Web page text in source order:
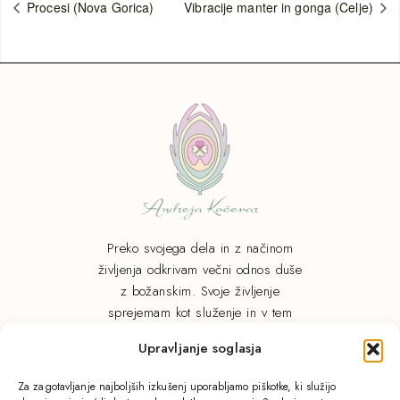
Upravljanje soglasja
Za zagotavljanje najboljših izkušenj uporabljamo piškotke, ki služijo
Procesi (Nova Gorica) Vibracije manter in gonga (Celje)
Preko svojega dela in z načinom
življenja odkrivam večni odnos duše
z božanskim. Svoje življenje
sprejemam kot služenje in v tem